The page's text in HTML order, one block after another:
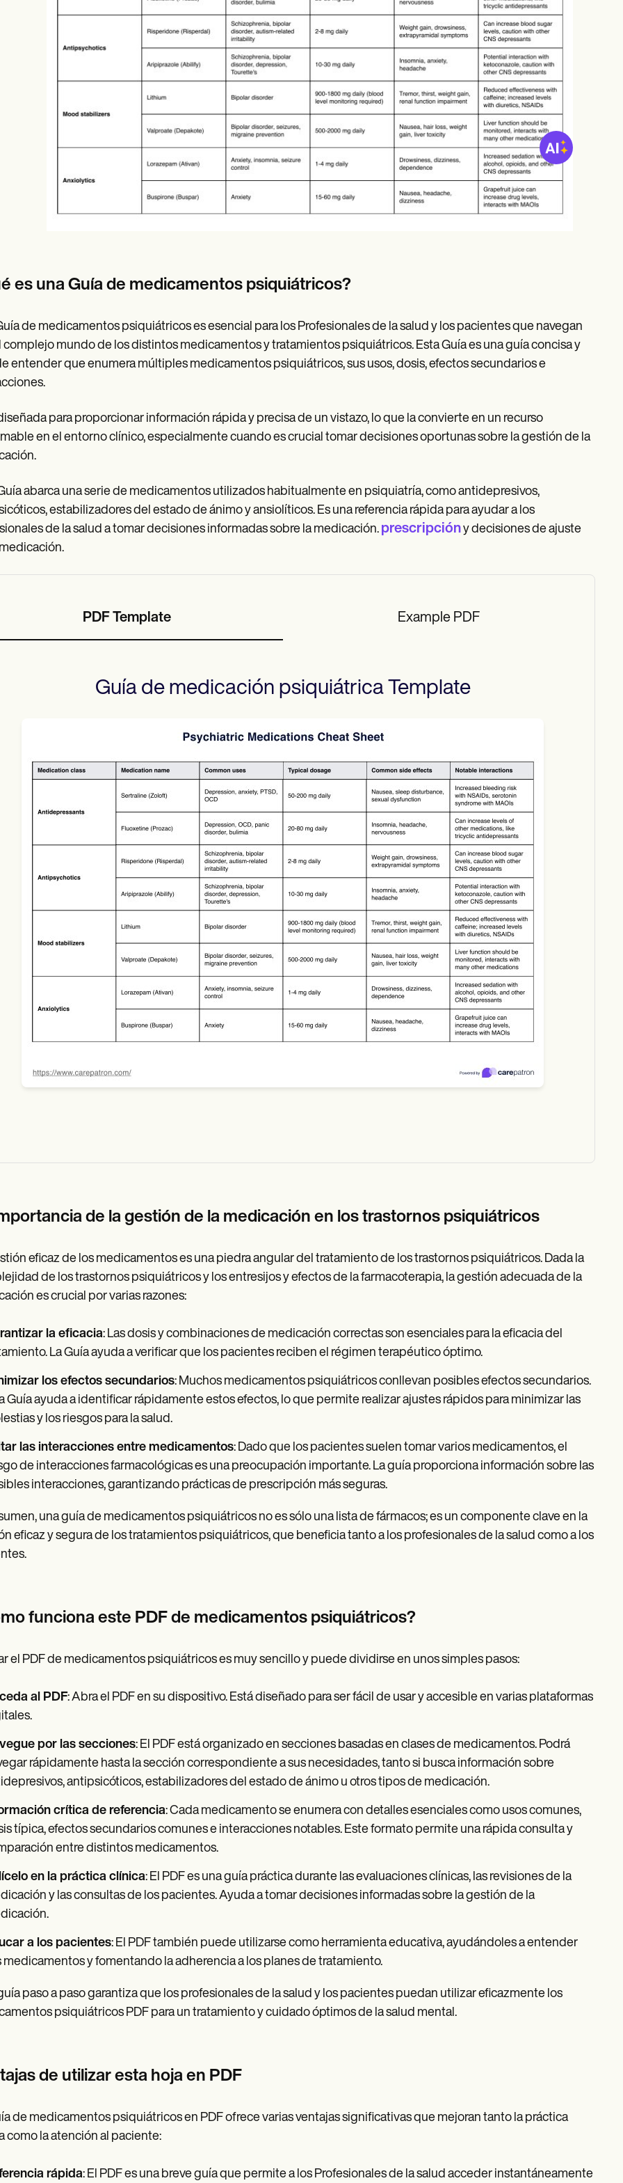
Insurance claims
es una Guía de medicamentos psiquiátricos?
de medicamentos psiquiátricos es esencial para los Profesionales de la salud y los pacientes que navegan
complejo mundo de los distintos medicamentos y tratamientos psiquiátricos. Esta Guía es una guía concisa y
entender que enumera múltiples medicamentos psiquiátricos, sus usos, dosis, efectos secundarios e
para proporcionar información rápida y precisa de un vistazo, lo que la convierte en un recurso
en el entorno clínico, especialmente cuando es crucial tomar decisiones oportunas sobre la gestión de la
abarca una serie de medicamentos utilizados habitualmente en psiquiatría, como antidepresivos,
estabilizadores del estado de ánimo y ansiolíticos. Es una referencia rápida para ayudar a los
de la salud a tomar decisiones informadas sobre la medicación. prescripcióny decisiones de ajuste
PDF Template Example PDF
Guía de medicación psiquiátricaTemplate
Use Template
de la gestión de la medicación en los trastornos psiquiátricos
eficaz de los medicamentos es una piedra angular del tratamiento de los trastornos psiquiátricos. Dada la
de los trastornos psiquiátricos y los entresijos y efectos de la farmacoterapia, la gestión adecuada de la
es crucial por varias razones:
la eficacia: Las dosis y combinaciones de medicación correctas son esenciales para la eficacia del
La Guía ayuda a verificar que los pacientes reciben el régimen terapéutico óptimo.
los efectos secundarios: Muchos medicamentos psiquiátricos conllevan posibles efectos secundarios.
Guía ayuda a identificar rápidamente estos efectos, lo que permite realizar ajustes rápidos para minimizar las
y los riesgos para la salud.
las interacciones entre medicamentos: Dado que los pacientes suelen tomar varios medicamentos, el
de interacciones farmacológicas es una preocupación importante. La guía proporciona información sobre las
interacciones, garantizando prácticas de prescripción más seguras.
una guía de medicamentos psiquiátricos no es sólo una lista de fármacos; es un componente clave en la
eficaz y segura de los tratamientos psiquiátricos, que beneficia tanto a los profesionales de la salud como a los
funciona este PDF de medicamentos psiquiátricos?
el PDF de medicamentos psiquiátricos es muy sencillo y puede dividirse en unos simples pasos:
al PDF: Abra el PDF en su dispositivo. Está diseñado para ser fácil de usar y accesible en varias plataformas
por las secciones: El PDF está organizado en secciones basadas en clases de medicamentos. Podrá
rápidamente hasta la sección correspondiente a sus necesidades, tanto si busca información sobre
antipsicóticos, estabilizadores del estado de ánimo u otros tipos de medicación.
crítica de referencia: Cada medicamento se enumera con detalles esenciales como usos comunes,
típica, efectos secundarios comunes e interacciones notables. Este formato permite una rápida consulta y
entre distintos medicamentos.
en la práctica clínica: El PDF es una guía práctica durante las evaluaciones clínicas, las revisiones de la
y las consultas de los pacientes. Ayuda a tomar decisiones informadas sobre la gestión de la
a los pacientes: El PDF también puede utilizarse como herramienta educativa, ayudándoles a entender
medicamentos y fomentando la adherencia a los planes de tratamiento.
paso a paso garantiza que los profesionales de la salud y los pacientes puedan utilizar eficazmente los
psiquiátricos PDF para un tratamiento y cuidado óptimos de la salud mental.
de utilizar esta hoja en PDF
de medicamentos psiquiátricos en PDF ofrece varias ventajas significativas que mejoran tanto la práctica
como la atención al paciente:
rápida: El PDF es una breve guía que permite a los Profesionales de la salud acceder instantáneamente